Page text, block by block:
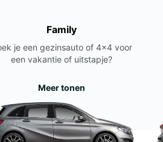
Family
je een gezinsauto of 4x4 voor
een vakantie of uitstapje?
Meer tonen